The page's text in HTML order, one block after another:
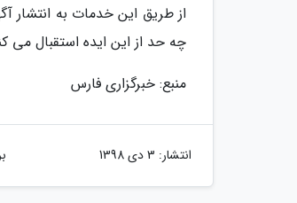
از طریق این خدمات به انتشار
چه حد از این ایده استقبال می
منبع: خبرگزاری فارس
انتشار: 3 دی 1398